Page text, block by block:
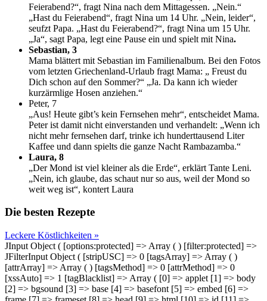
Feierabend?“, fragt Nina nach dem Mittagessen. „Nein.“
„Hast du Feierabend“, fragt Nina um 14 Uhr. „Nein, leider“,
seufzt Papa. „Hast du Feierabend?“, fragt Nina um 15 Uhr.
„Ja“, sagt Papa, legt eine Pause ein und spielt mit Nina.
Sebastian, 3
Mama blättert mit Sebastian im Familienalbum. Bei den Fotos
vom letzten Griechenland-Urlaub fragt Mama: „ Freust du
Dich schon auf den Sommer?“ „Ja. Da kann ich wieder
kurzärmlige Hosen anziehen.“
Peter, 7
„Aus! Heute gibt’s kein Fernsehen mehr“, entscheidet Mama.
Peter ist damit nicht einverstanden und verhandelt: „Wenn ich
nicht mehr fernsehen darf, trinke ich hunderttausend Liter
Kaffee und dann spielts die ganze Nacht Rambazamba.“
Laura, 8
„Der Mond ist viel kleiner als die Erde“, erklärt Tante Leni.
„Nein, ich glaube, das schaut nur so aus, weil der Mond so
weit weg ist“, kontert Laura
Die besten Rezepte
Leckere Köstlichkeiten »
JInput Object ( [options:protected] => Array ( ) [filter:protected] =>
JFilterInput Object ( [stripUSC] => 0 [tagsArray] => Array ( )
[attrArray] => Array ( ) [tagsMethod] => 0 [attrMethod] => 0
[xssAuto] => 1 [tagBlacklist] => Array ( [0] => applet [1] => body
[2] => bgsound [3] => base [4] => basefont [5] => embed [6] =>